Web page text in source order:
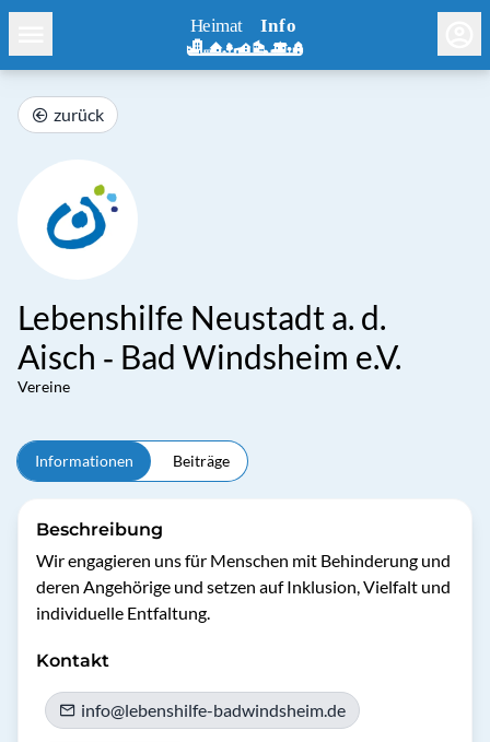
zurück
Lebenshilfe Neustadt a. d.
Aisch ‐ Bad Windsheim e.V.
Vereine
Informationen Beiträge
Beschreibung
Wir engagieren uns für Menschen mit Behinderung und
deren Angehörige und setzen auf Inklusion, Vielfalt und
individuelle Entfaltung.
Kontakt
info@lebenshilfe-badwindsheim.de